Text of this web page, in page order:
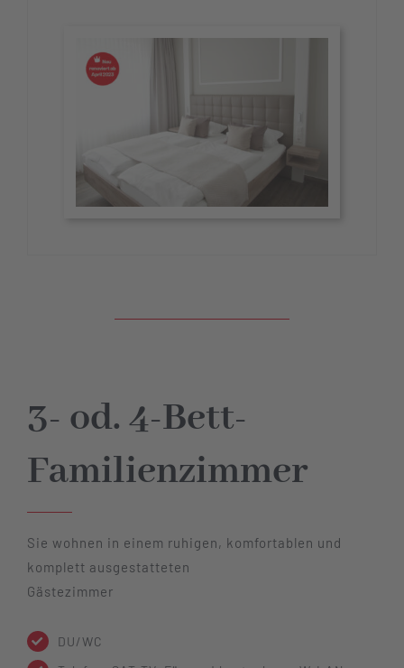
3- od. 4-Bett-
Familienzimmer
Sie wohnen in einem ruhigen, komfortablen und
komplett ausgestatteten
Gästezimmer
DU/WC